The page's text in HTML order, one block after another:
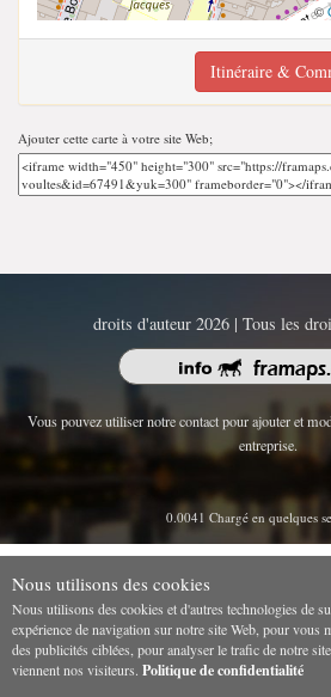
©
Itinéraire &
Ajouter cette carte à votre site Web;
droits d'auteur 2026 | Tous les
Vous pouvez utiliser notre contact pour ajouter et
entreprise.
0.0041 Chargé en quelques
Nous utilisons des cookies
Nous utilisons des cookies et d'autres technologies de
expérience de navigation sur notre site Web, pour vous
des publicités ciblées, pour analyser le trafic de notre
viennent nos visiteurs. Politique de confidentialité